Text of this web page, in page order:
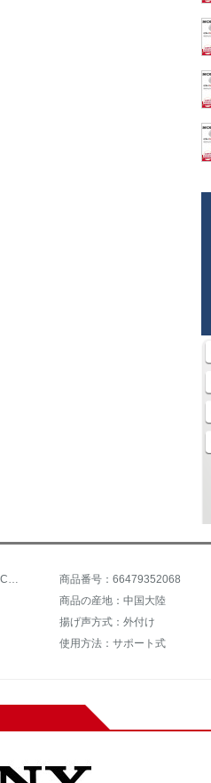
商品番号：66479352068
商品の産地：中国大陸
揚げ声方式：外付け
使用方法：サポート式